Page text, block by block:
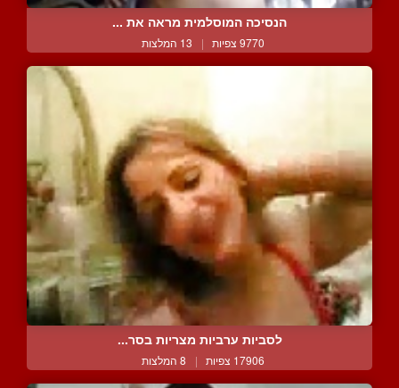
הנסיכה המוסלמית מראה את ...
9770 צפיות | 13 המלצות
לסביות ערביות מצריות בסר...
17906 צפיות | 8 המלצות